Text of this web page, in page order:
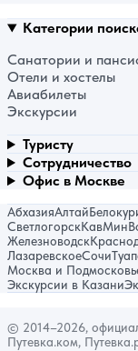
Категории
Санатории и
Отели и хостелы
Авиабилеты
Экскурсии
Туристу
Сотрудничество
Офис в Москве
АбхазияАлтай
Светлогорск
Железноводск
ЛазаревскоеСочи
Москва и
Экскурсии в Казани
© 2014–2026,
Путевка.ком,